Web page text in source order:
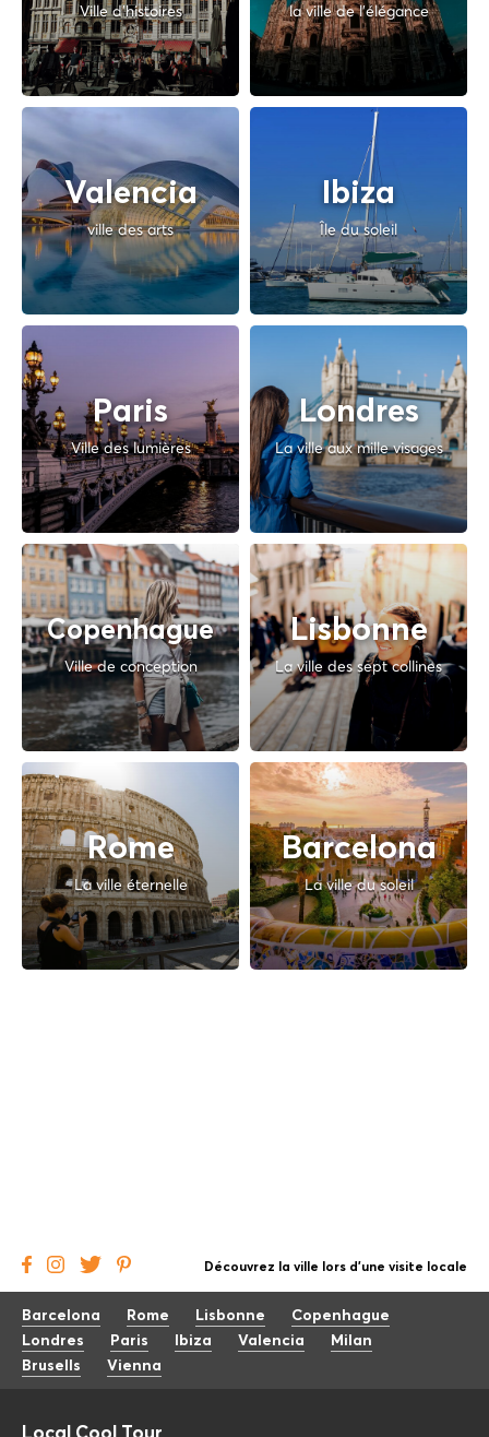
Ville d'histoires la ville de l'élégance
Valencia
ville des arts
Ibiza
Île du soleil
Paris
Ville des lumières
Londres
La ville aux mille visages
Copenhague
Ville de conception
Lisbonne
La ville des sept collines
Rome
La ville éternelle
Barcelona
La ville du soleil
Découvrez la ville lors d'une visite locale
Barcelona Rome Lisbonne
Copenhague
Londres
Paris Ibiza Valencia
Milan
Brusells
Vienna